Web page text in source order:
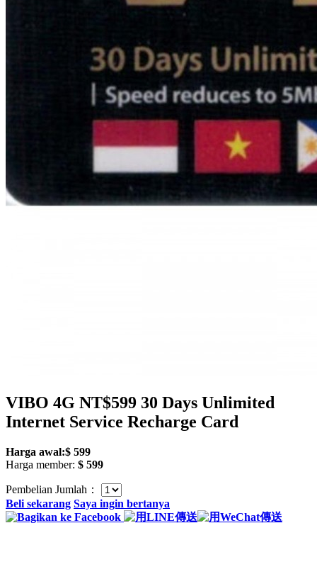
VIBO 4G NT$599 30 Days Unlimited
Internet Service Recharge Card
Harga awal:$ 599
Harga member: $ 599
Pembelian Jumlah：
Beli sekarang Saya ingin bertanya